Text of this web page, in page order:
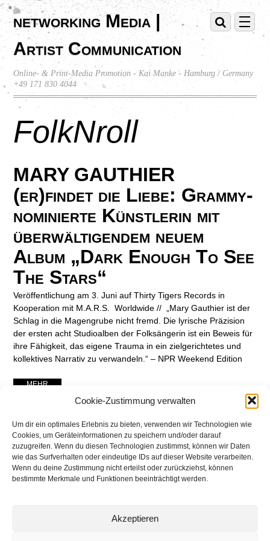
Cookie-Zustimmung verwalten
Um dir ein optimales Erlebnis zu bieten, verwenden wir Technologien wie
Cookies, um Geräteinformationen zu speichern und/oder darauf
zuzugreifen. Wenn du diesen Technologien zustimmst, können wir Daten
wie das Surfverhalten oder eindeutige IDs auf dieser Website verarbeiten.
Wenn du deine Zustimmung nicht erteilst oder zurückziehst, können
bestimmte Merkmale und Funktionen beeinträchtigt werden.
Akzeptieren
networking Media |
Artist Communication
Online- & Print-Media Promotion - Kai Manke - Hamburg / Germany
+49 171 830 4044
FolkNroll
MARY GAUTHIER
(er)findet die Liebe: Grammy-
nominierte Künstlerin mit
überwältigendem neuem
Album „Dark Enough To See
The Stars“
Veröffentlichung am 3. Juni auf Thirty Tigers Records in
Kooperation mit M.A.R.S. Worldwide // „Mary Gauthier ist der
Schlag in die Magengrube nicht fremd. Die lyrische Präzision
der ersten acht Studioalben der Folksängerin ist ein Beweis für
ihre Fähigkeit, das eigene Trauma in ein zielgerichtetes und
kollektives Narrativ zu verwandeln.“ – NPR Weekend Edition
... MEHR ...
networking Media | Artist